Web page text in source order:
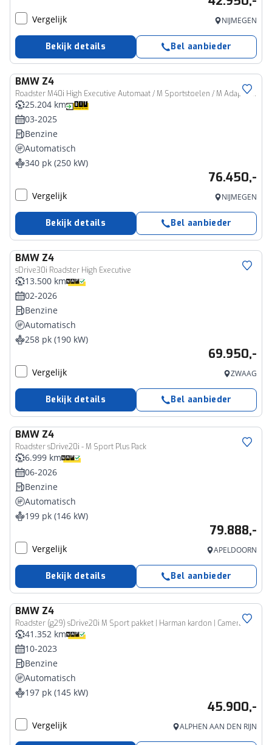
Vergelijk NIJMEGEN
Bekijk details Bel aanbieder
BMW Z4
Roadster M40i High Executive Automaat / M Sportstoelen / M Adaptief onderstel / Comfort Access / Head-Up / Adaptieve LED / Active Cruise Control
25.204 km
03-2025
Benzine
Automatisch
340 pk (250 kW)
76.450,-
Vergelijk NIJMEGEN
Bekijk details Bel aanbieder
BMW Z4
sDrive30i Roadster High Executive
13.500 km
02-2026
Benzine
Automatisch
258 pk (190 kW)
69.950,-
Vergelijk ZWAAG
Bekijk details Bel aanbieder
BMW Z4
Roadster sDrive20i - M Sport Plus Pack
6.999 km
06-2026
Benzine
Automatisch
199 pk (146 kW)
79.888,-
Vergelijk APELDOORN
Bekijk details Bel aanbieder
BMW Z4
Roadster (g29) sDrive20i M Sport pakket | Harman kardon | Camera | M remmen
41.352 km
10-2023
Benzine
Automatisch
197 pk (145 kW)
45.900,-
Vergelijk ALPHEN AAN DEN RIJN